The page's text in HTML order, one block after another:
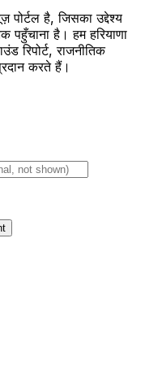
है, जिसका उद्देश्य
पहुँचाना है। हम हरियाणा
रिपोर्ट, राजनीतिक
करते हैं।